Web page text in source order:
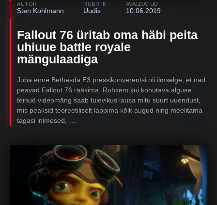
AUTOR
Sten Kohlmann
RUBRIIK
Uudis
AVALDATUD
10.06.2019
Fallout 76 üritab oma häbi peita
uhiuue battle royale
mängulaadiga
Juba enne Bethesda E3 pressikonverentsi oli ilmselge, et nad
peavad Fallout 76 rääkima. Rohkem kui kohutava alguse
teinud videomäng saab tulevikus lausa mitu suurt uuendust,
mis peaksid teoreetiliselt lappima kõik augud ning meelitama
tagasi inimesed, …